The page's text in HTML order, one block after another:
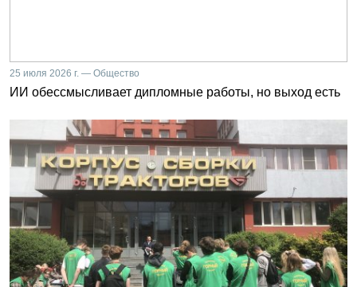
25 июля 2026 г. — Общество
ИИ обессмысливает дипломные работы, но выход есть